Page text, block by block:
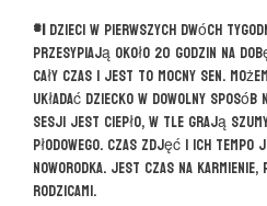
#1Dzieci w pierwszych dwóch
przesypiają około 20 godzin na
cały czas i jest to mocny sen.
układać dziecko w dowolny sposób
sesji jest ciepło, w tle grają
płodowego. Czas zdjęć i ich
noworodka. Jest czas na
rodzicami.